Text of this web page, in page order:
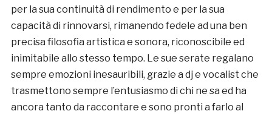
per la sua continuità di rendimento e per la sua
capacità di rinnovarsi, rimanendo fedele ad una ben
precisa filosofia artistica e sonora, riconoscibile ed
inimitabile allo stesso tempo. Le sue serate regalano
sempre emozioni inesauribili, grazie a dj e vocalist che
trasmettono sempre l’entusiasmo di chi ne sa ed ha
ancora tanto da raccontare e sono pronti a farlo al